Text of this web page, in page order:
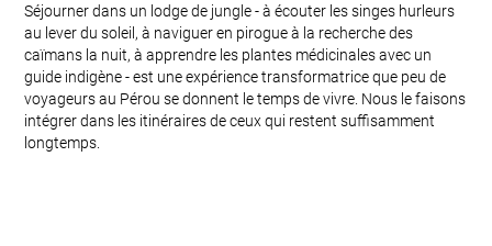
Séjourner dans un lodge de jungle - à écouter les singes hurleurs
au lever du soleil, à naviguer en pirogue à la recherche des
caïmans la nuit, à apprendre les plantes médicinales avec un
guide indigène - est une expérience transformatrice que peu de
voyageurs au Pérou se donnent le temps de vivre. Nous le faisons
intégrer dans les itinéraires de ceux qui restent suffisamment
longtemps.